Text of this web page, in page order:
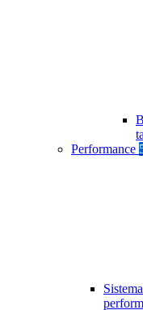
Performance